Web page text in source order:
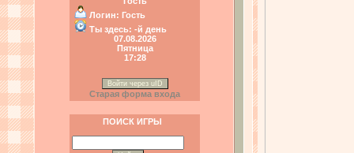
Логин: Гость
Ты здесь: -й день
07.08.2026
Пятница
17:28
Войти через uID
Старая форма входа
ПОИСК ИГРЫ